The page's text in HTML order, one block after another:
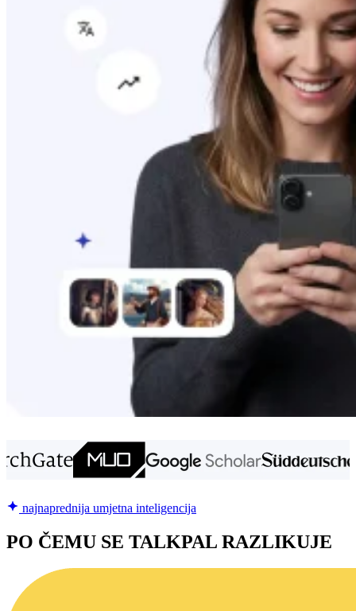
najnaprednija umjetna inteligencija
PO ČEMU SE TALKPAL RAZLIKUJE